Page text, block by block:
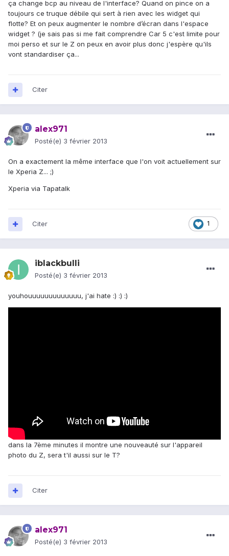
ça change bcp au niveau de l'interface? Quand on pince on a
toujours ce truque débile qui sert à rien avec les widget qui
flotte? Et on peux augmenter le nombre d’écran dans l'espace
widget ? (je sais pas si me fait comprendre Car 5 c'est limite pour
moi perso et sur le Z on peux en avoir plus donc j'espère qu'ils
vont standardiser ça...
Citer
alex971
Posté(e) 3 février 2013
On a exactement la même interface que l'on voit actuellement sur
le Xperia Z... ;)
Xperia via Tapatalk
1
Citer
iblackbulli
Posté(e) 3 février 2013
youhouuuuuuuuuuuuu, j'ai hate :) :) :)
dans la 7ème minutes il montre une nouveauté sur l'appareil
photo du Z, sera t'il aussi sur le T?
Citer
alex971
Posté(e) 3 février 2013